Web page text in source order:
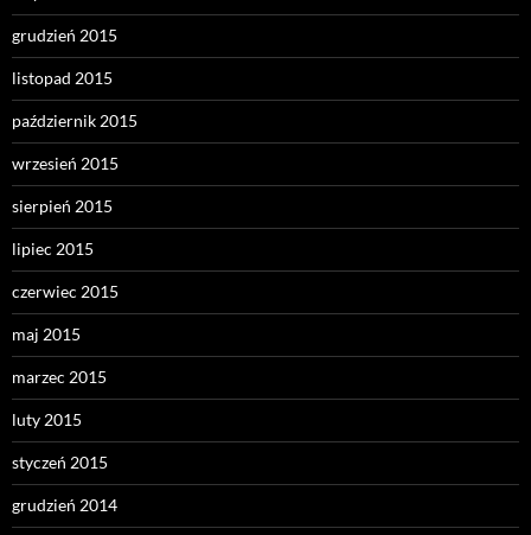
grudzień 2015
listopad 2015
październik 2015
wrzesień 2015
sierpień 2015
lipiec 2015
czerwiec 2015
maj 2015
marzec 2015
luty 2015
styczeń 2015
grudzień 2014